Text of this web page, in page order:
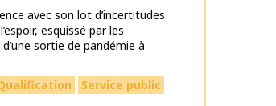
avec son lot d’incertitudes
esquissé par les
sortie de pandémie à
Service public